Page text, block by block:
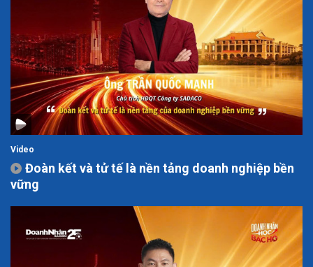
Video
Đoàn kết và tử tế là nền tảng doanh nghiệp bền
vững